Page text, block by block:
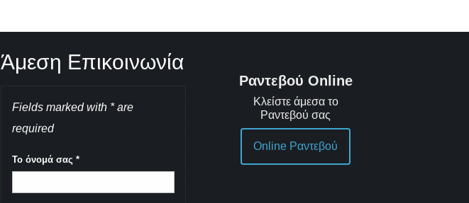
Άμεση Επικοινωνία
Fields marked with * are
required
Το όνομά σας *
Ραντεβού Online
Κλείστε άμεσα το
Ραντεβού σας
Online Ραντεβού